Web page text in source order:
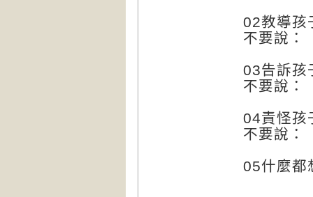
02教導孩
不要說：
03告訴孩
不要說：
04責怪孩
不要說：
05什麼都